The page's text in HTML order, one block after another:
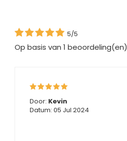
5/5
Op basis van 1 beoordeling(en)
Door: Kevin
Datum: 05 Jul 2024